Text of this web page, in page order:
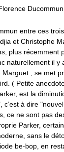
entre ces
et Christophe
plus récemment
naturellement il y
Marguet , se met
( Petite
est la
c’est à dire
ce ne sont pas
Parker,
sans le
be-bop, en